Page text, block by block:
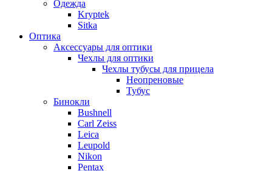
Одежда
Kryptek
Sitka
Оптика
Аксессуары для оптики
Чехлы для оптики
Чехлы тубусы для прицела
Неопреновые
Тубус
Бинокли
Bushnell
Carl Zeiss
Leica
Leupold
Nikon
Pentax